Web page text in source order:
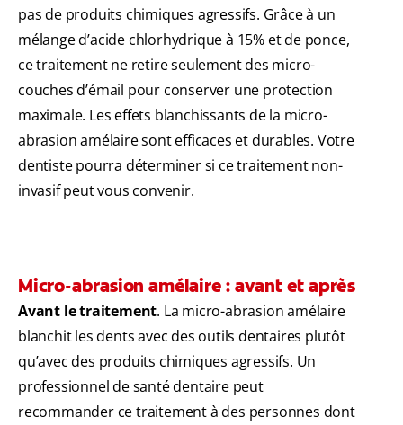
pas de produits chimiques agressifs. Grâce à un
mélange d’acide chlorhydrique à 15% et de ponce,
ce traitement ne retire seulement des micro-
couches d’émail pour conserver une protection
maximale. Les effets blanchissants de la micro-
abrasion amélaire sont efficaces et durables. Votre
dentiste pourra déterminer si ce traitement non-
invasif peut vous convenir.
Micro-abrasion amélaire : avant et après
Avant le traitement. La micro-abrasion amélaire
blanchit les dents avec des outils dentaires plutôt
qu’avec des produits chimiques agressifs. Un
professionnel de santé dentaire peut
recommander ce traitement à des personnes dont